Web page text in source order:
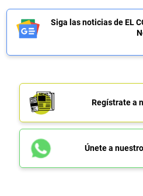
Siga las noticias de EL
Regístrate a
Únete a